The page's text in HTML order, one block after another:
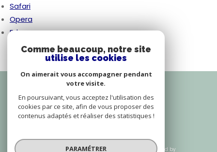
Safari
Opera
Edge
© 2026 | Tous droits réservés | Traduction powered by
Comme beaucoup, notre site
utilise les cookies
On aimerait vous accompagner pendant
votre visite.
En poursuivant, vous acceptez l'utilisation des
cookies par ce site, afin de vous proposer des
contenus adaptés et réaliser des statistiques !
PARAMÉTRER